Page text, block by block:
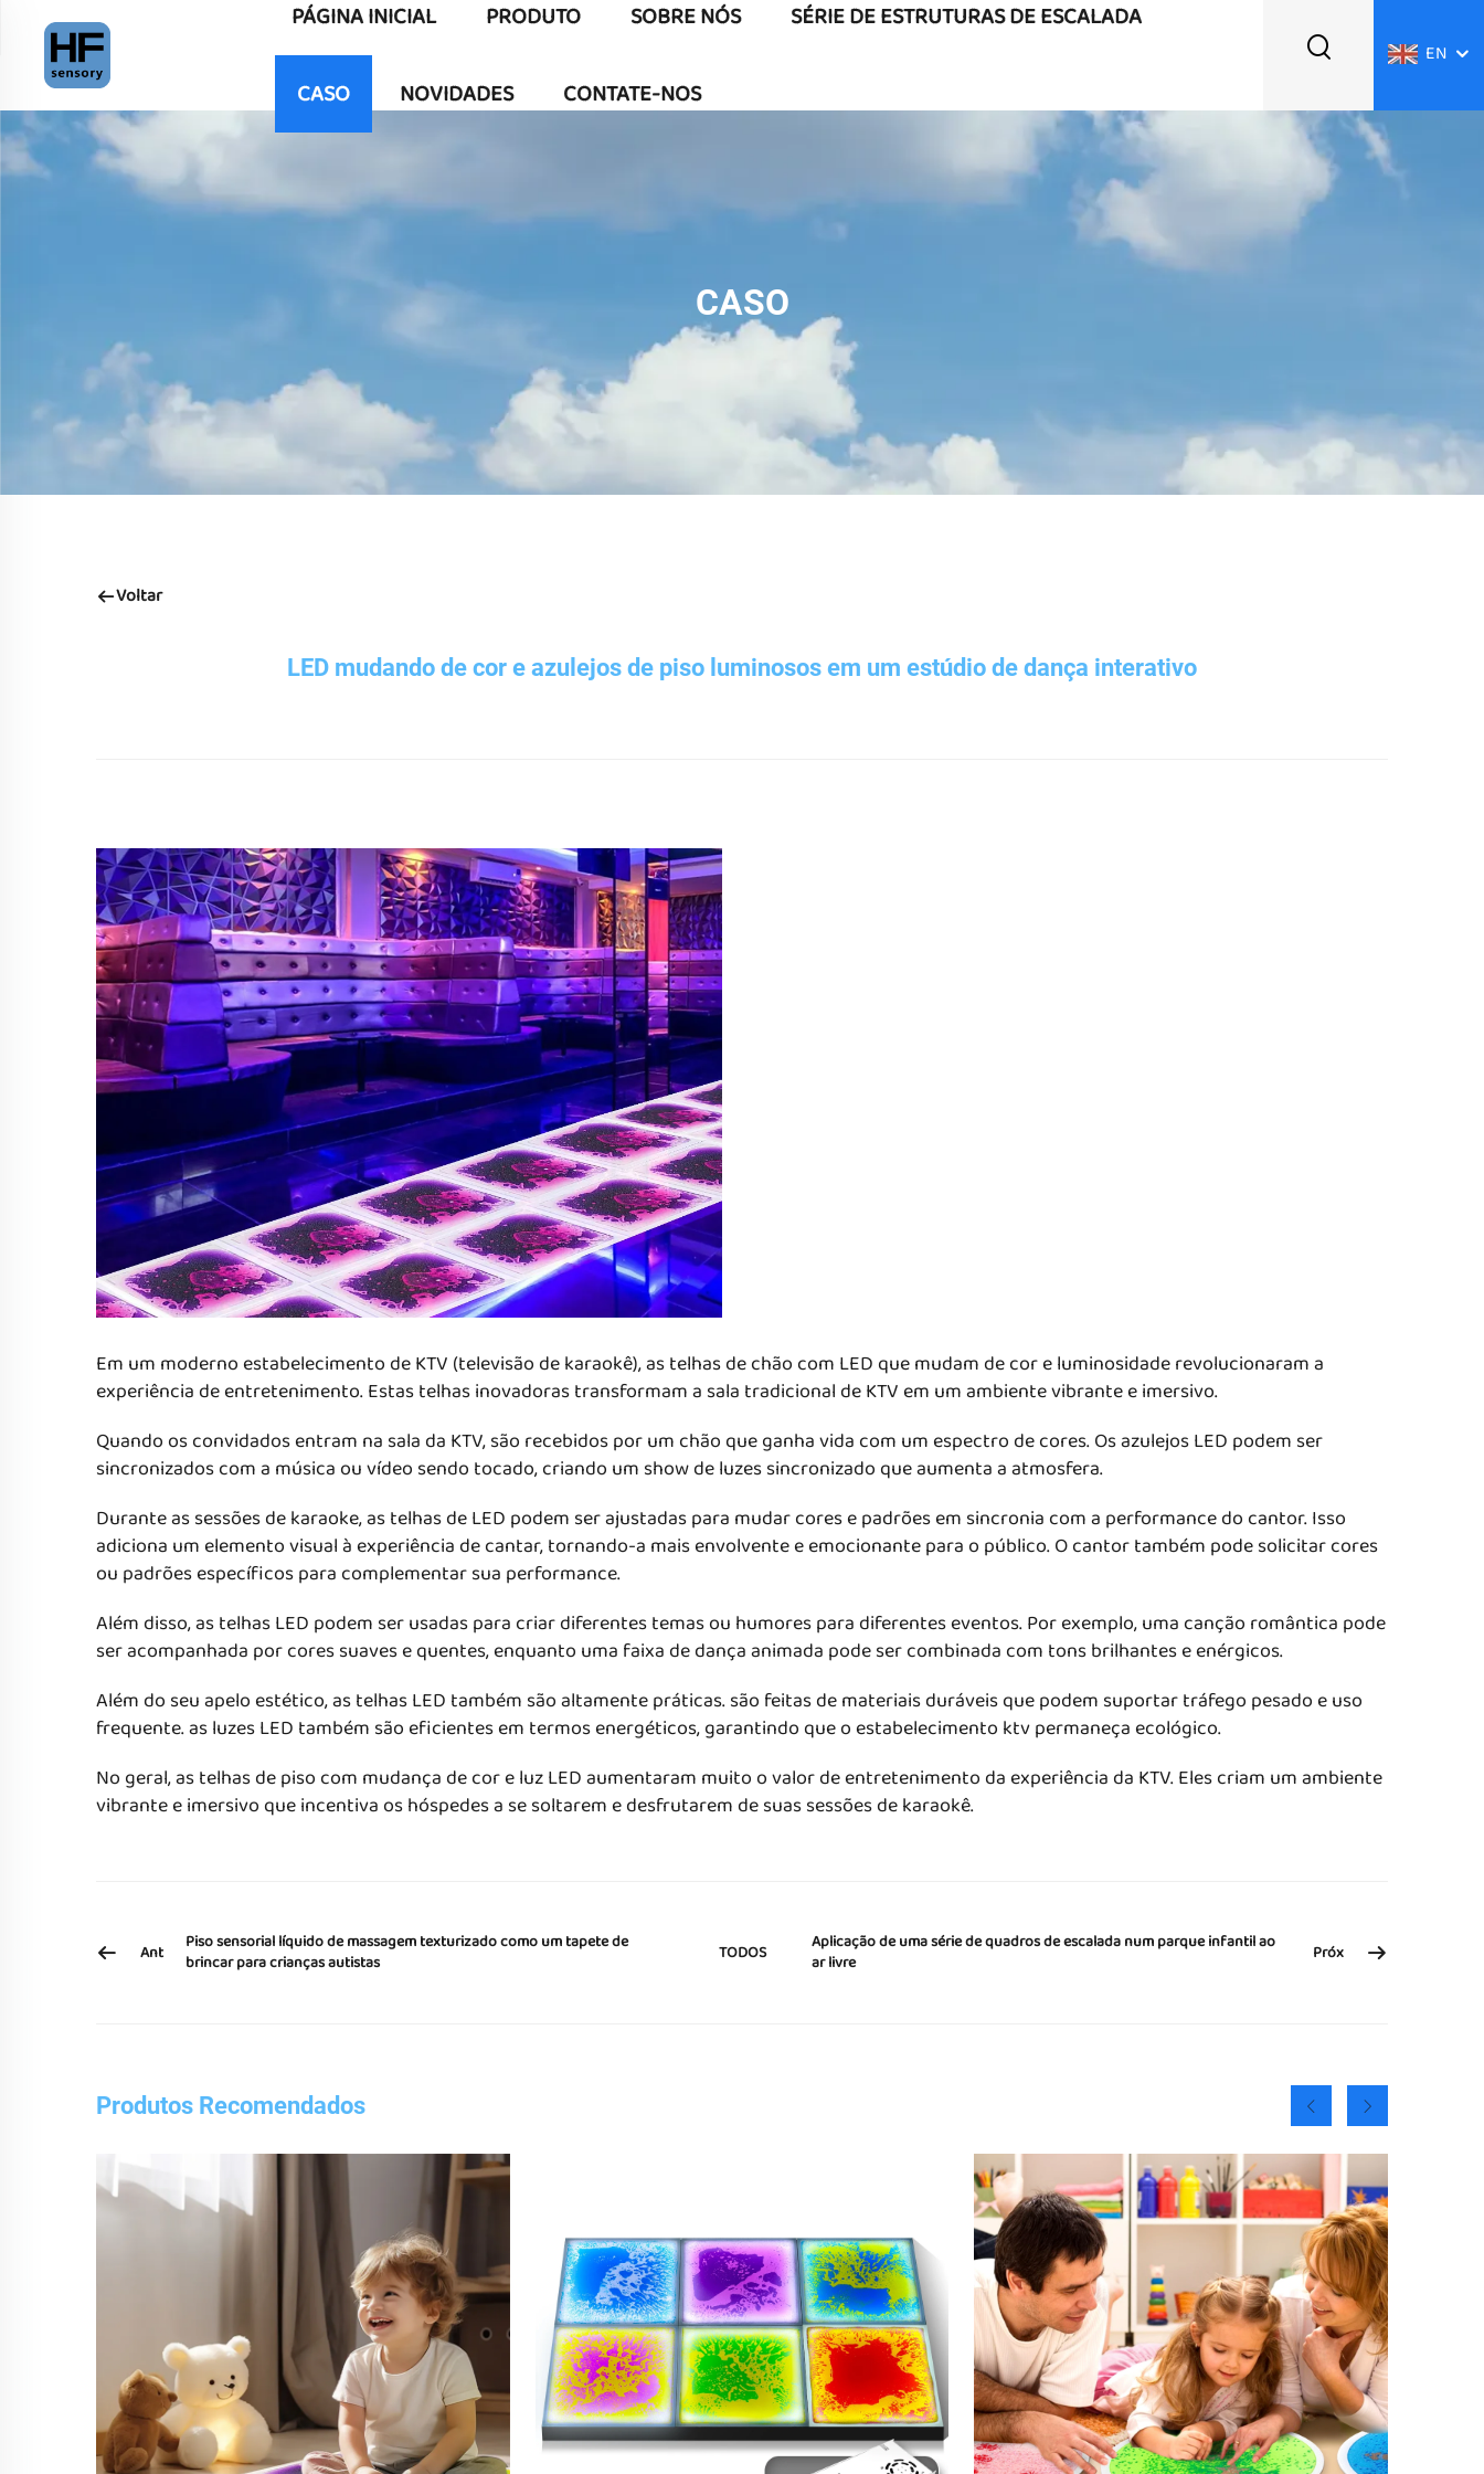
PÁGINA INICIAL PRODUTO SOBRE NÓS SÉRIE DE ESTRUTURAS DE ESCALADA
CASO NOVIDADES CONTATE-NOS
EN
CASO
Voltar
LED mudando de cor e azulejos de piso luminosos em um estúdio de dança interativo
Em um moderno estabelecimento de KTV (televisão de karaokê), as telhas de chão com LED que mudam de cor e luminosidade revolucionaram a
experiência de entretenimento. Estas telhas inovadoras transformam a sala tradicional de KTV em um ambiente vibrante e imersivo.
Quando os convidados entram na sala da KTV, são recebidos por um chão que ganha vida com um espectro de cores. Os azulejos LED podem ser
sincronizados com a música ou vídeo sendo tocado, criando um show de luzes sincronizado que aumenta a atmosfera.
Durante as sessões de karaoke, as telhas de LED podem ser ajustadas para mudar cores e padrões em sincronia com a performance do cantor. Isso
adiciona um elemento visual à experiência de cantar, tornando-a mais envolvente e emocionante para o público. O cantor também pode solicitar cores
ou padrões específicos para complementar sua performance.
Além disso, as telhas LED podem ser usadas para criar diferentes temas ou humores para diferentes eventos. Por exemplo, uma canção romântica pode
ser acompanhada por cores suaves e quentes, enquanto uma faixa de dança animada pode ser combinada com tons brilhantes e enérgicos.
Além do seu apelo estético, as telhas LED também são altamente práticas. são feitas de materiais duráveis que podem suportar tráfego pesado e uso
frequente. as luzes LED também são eficientes em termos energéticos, garantindo que o estabelecimento ktv permaneça ecológico.
No geral, as telhas de piso com mudança de cor e luz LED aumentaram muito o valor de entretenimento da experiência da KTV. Eles criam um ambiente
vibrante e imersivo que incentiva os hóspedes a se soltarem e desfrutarem de suas sessões de karaokê.
Ant
Piso sensorial líquido de massagem texturizado como um tapete de
brincar para crianças autistas
TODOS
Aplicação de uma série de quadros de escalada num parque infantil ao
ar livre
Próx
Produtos Recomendados